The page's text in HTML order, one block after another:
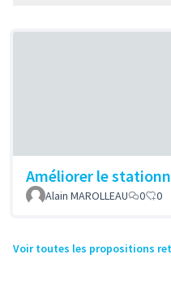
Améliorer le
Alain MAROLLEAU 0 0
Voir toutes les propositions